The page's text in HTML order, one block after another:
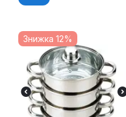
Знижка 12%